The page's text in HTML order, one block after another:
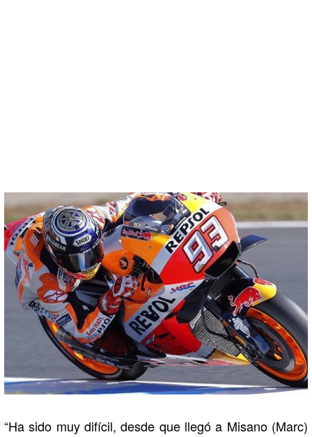
“Ha sido muy difícil, desde que llegó a Misano (Marc)